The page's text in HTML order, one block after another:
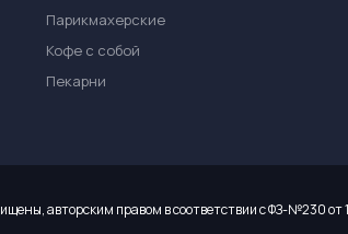
Парикмахерские
Кофе с собой
Пекарни
авторским правом в соответствии с ФЗ-№230 от